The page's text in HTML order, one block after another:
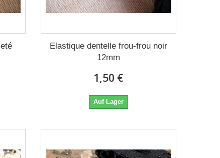
Elastique dentelle frou-frou noir
12mm
1,50 €
Auf Lager